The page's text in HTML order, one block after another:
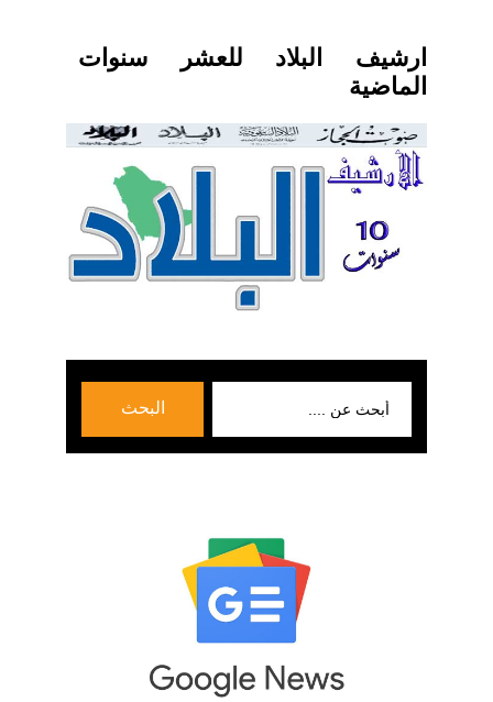
ارشيف البلاد للعشر سنوات
الماضية
البحث